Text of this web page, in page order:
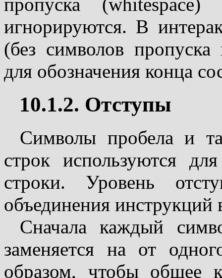
пропуска
игнорируются. В
(без символов пропуска
для обозначения конца
10.1.2. Отступы
Символы пробела и
строк используются
строки. Уровень
объединения инструкций
Сначала каждый
заменяется на от
образом, чтобы общее